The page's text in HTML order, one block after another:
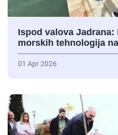
Ispod valova Jadrana:
morskih tehnologija
01 Apr 2026